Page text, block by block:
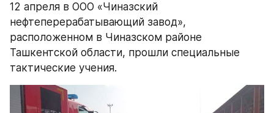
12 апреля в ООО «Чиназский
нефтеперерабатывающий завод»,
расположенном в Чиназском районе
Ташкентской области, прошли специальные
тактические учения.